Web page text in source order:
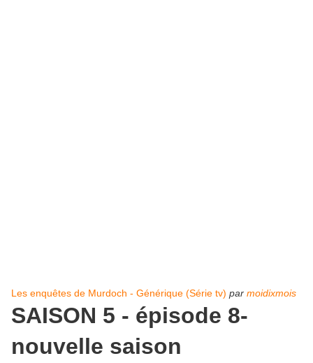
Les enquêtes de Murdoch - Générique (Série tv) par moidixmois
SAISON 5 - épisode 8-
nouvelle saison